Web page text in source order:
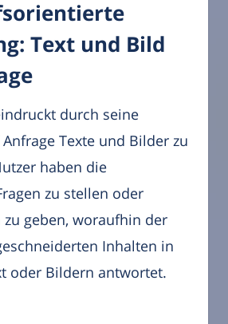
Text und Bild
durch seine
Texte und Bilder zu
haben die
zu stellen oder
zu geben, woraufhin der
Inhalten in
oder Bildern antwortet.